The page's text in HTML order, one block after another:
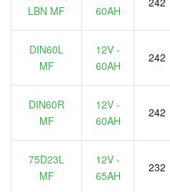
LBN MF
60AH
DIN60L
MF
12V -
60AH
242
DIN60R
MF
12V -
60AH
242
75D23L
MF
12V -
65AH
232